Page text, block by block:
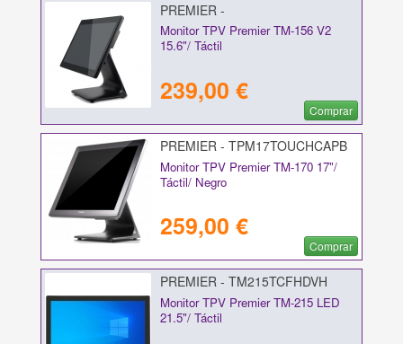
PREMIER -
TPM156TOUCHCAPB1
Monitor TPV Premier TM-156 V2
15.6"/ Táctil
239,00 €
Comprar
PREMIER - TPM17TOUCHCAPB
Monitor TPV Premier TM-170 17"/
Táctil/ Negro
259,00 €
Comprar
PREMIER - TM215TCFHDVH
Monitor TPV Premier TM-215 LED
21.5"/ Táctil